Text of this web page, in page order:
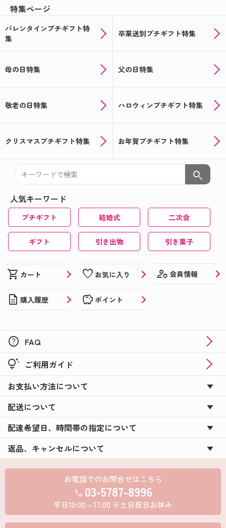
特集ページ
バレンタインプチギフト特
集
卒業送別プチギフト特集
母の日特集 父の日特集
敬老の日特集 ハロウィンプチギフト特集
クリスマスプチギフト特集 お年賀プチギフト特集
search
人気キーワード
プチギフト 結婚式 二次会
ギフト 引き出物 引き菓子
shopping_cart カート favorite お気に入り manage_accounts 会員情報
description 購入履歴 savings ポイント
help FAQ
tips_and_updates ご利用ガイド
お支払い方法について
配送について
配達希望日、時間帯の指定について
返品、キャンセルについて
お電話でのお問合せはこちら
call 03-5787-8996
平日10:00～17:00 ※土日祝日お休み